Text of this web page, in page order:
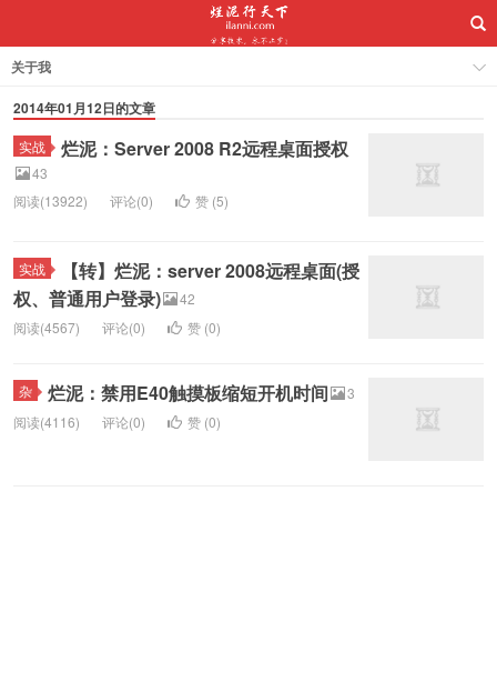
关于我
2014年01月12日的文章
实战 烂泥：Server 2008 R2远程桌面授权
43
阅读(13922)
评论(0) 赞 (5)
实战
【转】烂泥：server 2008远程桌面(授
权、普通用户登录)
42
阅读(4567)
评论(0) 赞 (0)
杂 烂泥：禁用E40触摸板缩短开机时间
3
阅读(4116)
评论(0) 赞 (0)